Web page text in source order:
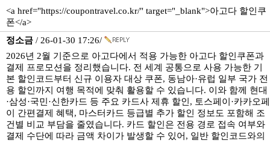
<a href="https://coupontravel.co.kr/" target="_blank">아고다 할인쿠
폰</a>
정소금 / 26-01-30 17:26/
2026년 2월 기준으로 아고다에서 적용 가능한 아고다 할인쿠폰과
결제 프로모션을 정리했습니다. 전 세계 공통으로 사용 가능한 기
본 할인코드부터 신규 이용자 대상 쿠폰, 동남아·유럽 일부 국가 전
용 할인까지 여행 목적에 맞춰 활용할 수 있습니다. 이와 함께 현대
·삼성·국민·신한카드 등 주요 카드사 제휴 할인, 토스페이·카카오페
이 간편결제 혜택, 마스터카드 등급별 추가 할인 정보도 포함해 조
건별 비교 부담을 줄였습니다. 카드 할인은 전용 경로 접속 여부와
결제 수단에 따라 금액 차이가 발생할 수 있어, 일반 할인코드와의